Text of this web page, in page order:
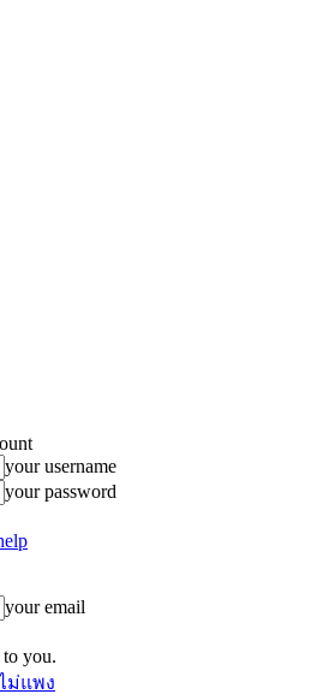
your username
your password
your email
you.
ม่แพง